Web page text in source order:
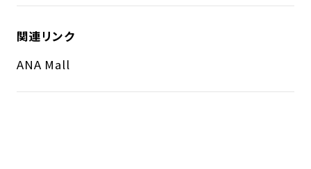
関連リンク
ANA Mall